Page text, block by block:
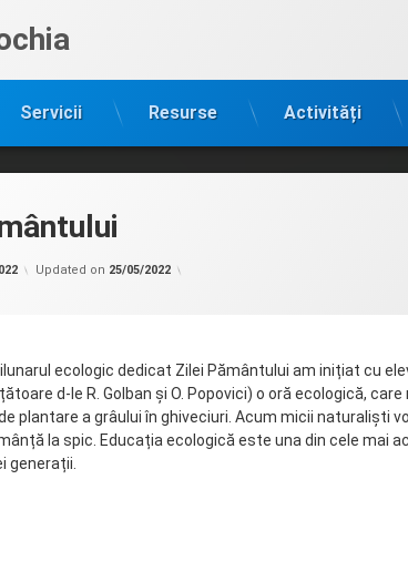
Servicii Resurse Activități
Updated on 25/05/2022
ecologic dedicat Zilei Pământului am inițiat cu
d-le R. Golban și O. Popovici) o oră ecologică,
plantare a grâului în ghiveciuri. Acum micii naturaliști
la spic. Educația ecologică este una din cele mai
generații.